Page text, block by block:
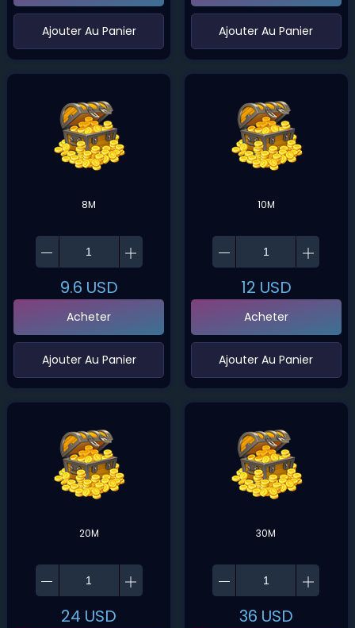
‌Ajouter Au Panier ‌Ajouter Au Panier
8M
9.6 USD
Acheter
‌Ajouter Au Panier
10M
12 USD
Acheter
‌Ajouter Au Panier
20M
24 USD
30M
36 USD